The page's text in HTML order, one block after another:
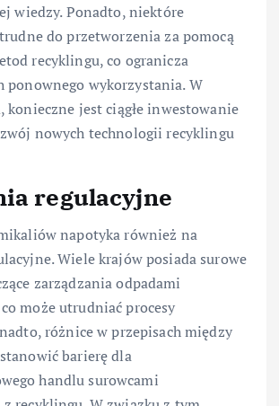
wiedzy. Ponadto, niektóre
do przetworzenia za pomocą
recyklingu, co ogranicza
ponownego wykorzystania. W
konieczne jest ciągłe inwestowanie
nowych technologii recyklingu
regulacyjne
napotyka również na
Wiele krajów posiada surowe
zarządzania odpadami
może utrudniać procesy
różnice w przepisach między
barierę dla
handlu surowcami